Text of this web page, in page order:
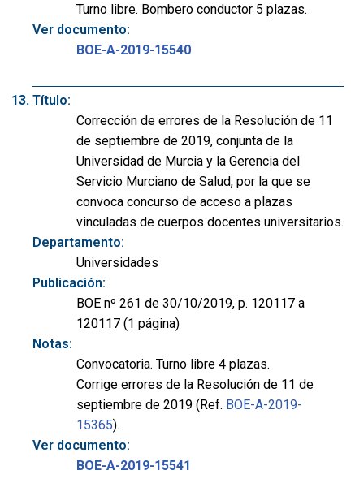
Turno libre. Bombero conductor 5 plazas.
Ver documento:
BOE-A-2019-15540
Título:
Corrección de errores de la Resolución de 11
de septiembre de 2019, conjunta de la
Universidad de Murcia y la Gerencia del
Servicio Murciano de Salud, por la que se
convoca concurso de acceso a plazas
vinculadas de cuerpos docentes universitarios.
Departamento:
Universidades
Publicación:
BOE nº 261 de 30/10/2019, p. 120117 a
120117 (1 página)
Notas:
Convocatoria. Turno libre 4 plazas.
Corrige errores de la Resolución de 11 de
septiembre de 2019 (Ref. BOE-A-2019-
15365).
Ver documento:
BOE-A-2019-15541